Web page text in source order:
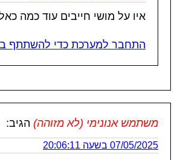
איו על מושי חייבים עוד כמה
התחבר למערכת כדי להשתתף
משתמש אנונימי (לא מזוהה) הגיב:
07/05/2025 בשעה 20:06:11